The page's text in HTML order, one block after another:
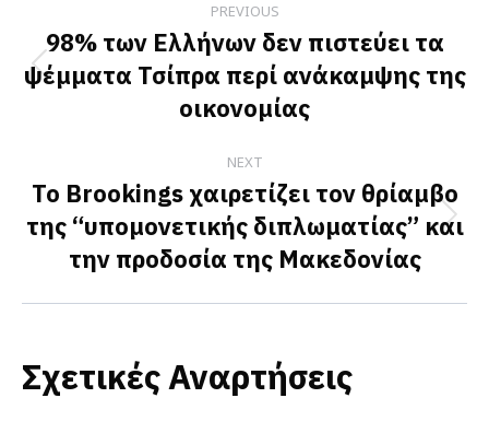
navigation
PREVIOUS
Previous
post:
98% των Ελλήνων δεν πιστεύει τα
ψέμματα Τσίπρα περί ανάκαμψης της
οικονομίας
NEXT
Next
post:
Το Brookings χαιρετίζει τον θρίαμβο
της “υπομονετικής διπλωματίας” και
την προδοσία της Μακεδονίας
Σχετικές Αναρτήσεις